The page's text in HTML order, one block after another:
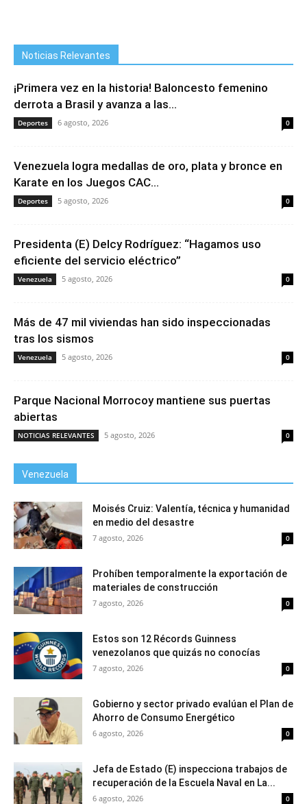
Noticias Relevantes
¡Primera vez en la historia! Baloncesto femenino
derrota a Brasil y avanza a las...
Deportes 6 agosto, 2026 0
Venezuela logra medallas de oro, plata y bronce en
Karate en los Juegos CAC...
Deportes 5 agosto, 2026 0
Presidenta (E) Delcy Rodríguez: “Hagamos uso
eficiente del servicio eléctrico”
Venezuela 5 agosto, 2026 0
Más de 47 mil viviendas han sido inspeccionadas
tras los sismos
Venezuela 5 agosto, 2026 0
Parque Nacional Morrocoy mantiene sus puertas
abiertas
NOTICIAS RELEVANTES 5 agosto, 2026 0
Venezuela
Moisés Cruiz: Valentía, técnica y humanidad
en medio del desastre
7 agosto, 2026 0
Prohíben temporalmente la exportación de
materiales de construcción
7 agosto, 2026 0
Estos son 12 Récords Guinness
venezolanos que quizás no conocías
7 agosto, 2026 0
Gobierno y sector privado evalúan el Plan de
Ahorro de Consumo Energético
6 agosto, 2026 0
Jefa de Estado (E) inspecciona trabajos de
recuperación de la Escuela Naval en La...
6 agosto, 2026 0